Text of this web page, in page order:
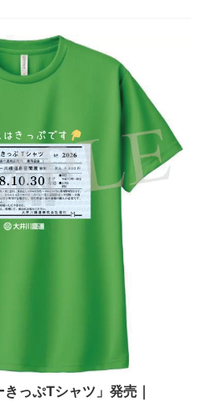
っぷTシャツ」発売｜